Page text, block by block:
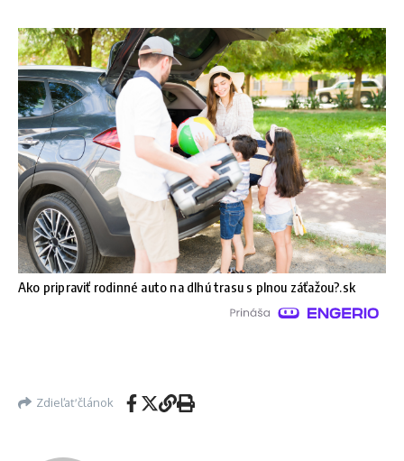
Ako pripraviť rodinné auto na dlhú trasu s plnou záťažou?.sk
Zdieľať článok